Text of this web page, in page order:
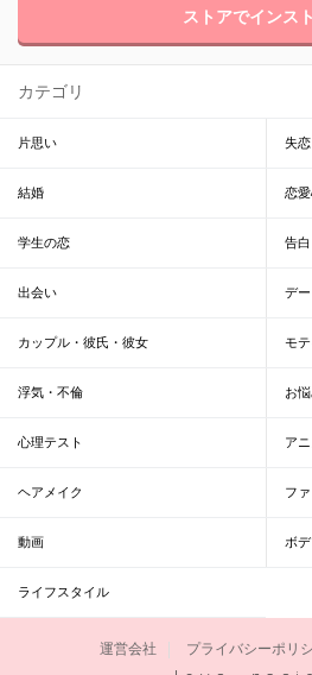
ストアでインス
カテゴリ
片思い 失
結婚 恋
学生の恋 告白
出会い デー
カップル・彼氏・彼女 モ
浮気・不倫 お
心理テスト ア
ヘアメイク フ
動画 ボ
ライフスタイル
運営会社 プライバシーポリ